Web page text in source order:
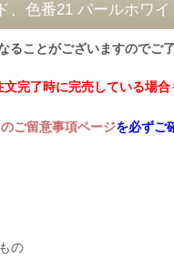
色番21 パールホワイ
ことがございますのでご了
完了時に完売している場
ご留意事項ページを必ずご
の